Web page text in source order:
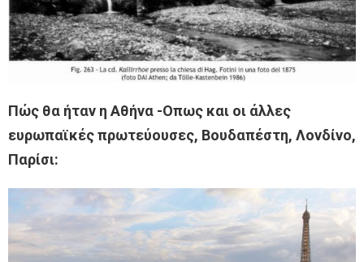
Πώς θα ήταν η Αθήνα -Οπως και οι άλλες
ευρωπαϊκές πρωτεύουσες, Βουδαπέστη, Λονδίνο,
Παρίσι: